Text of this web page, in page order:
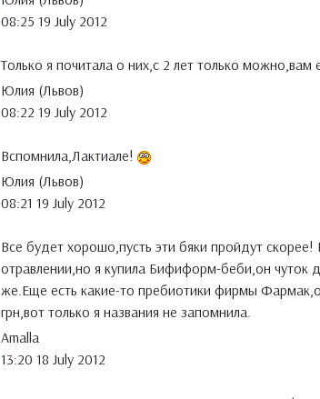
08:25 19 July 2012
Только я почитала о них,с 2 лет только можно,вам
Юлия (Львов)
08:22 19 July 2012
Вспомнила,Лактиале!
Юлия (Львов)
08:21 19 July 2012
Все будет хорошо,пусть эти бяки пройдут
отравлении,но я купила Бифиформ-беби,он чуток
же.Еще есть какие-то пребиотики фирмы
грн,вот только я названия не запомнила.
Amalla
13:20 18 July 2012